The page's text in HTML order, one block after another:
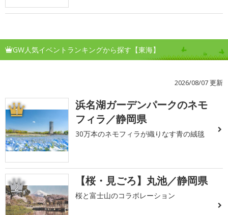
GW人気イベントランキングから探す【東海】
2026/08/07 更新
1
浜名湖ガーデンパークのネモ
フィラ／静岡県
30万本のネモフィラが織りなす青の絨毯
2 【桜・見ごろ】丸池／静岡県
桜と富士山のコラボレーション